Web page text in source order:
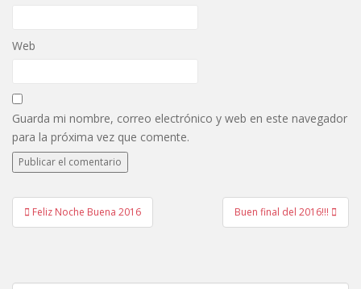
Web
Guarda mi nombre, correo electrónico y web en este navegador
para la próxima vez que comente.
Navegación
de
Feliz Noche Buena 2016 Buen final del 2016!!!